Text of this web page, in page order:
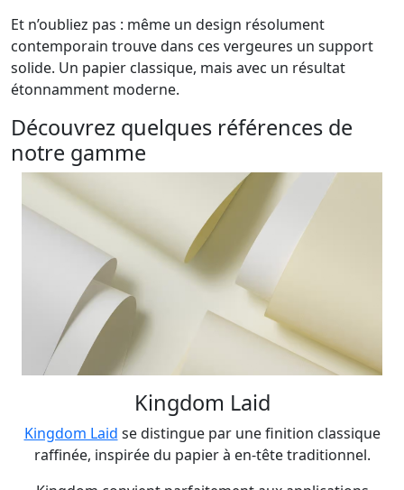
Et n’oubliez pas : même un design résolument
contemporain trouve dans ces vergeures un support
solide. Un papier classique, mais avec un résultat
étonnamment moderne.
Découvrez quelques références de
notre gamme
Kingdom Laid
Kingdom Laid se distingue par une finition classique
raffinée, inspirée du papier à en-tête traditionnel.